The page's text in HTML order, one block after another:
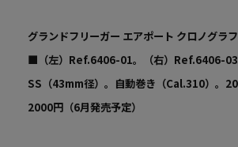
グランドフリーガー エアポート クロノグラフ
■（左）Ref.6406-01。（右）Ref.6406-
SS（43mm径）。自動巻き（Cal.310）。
2000円（6月発売予定）